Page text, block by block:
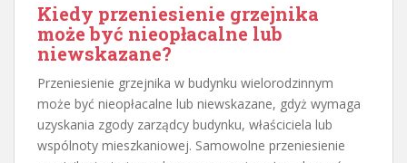
Kiedy przeniesienie grzejnika
może być nieopłacalne lub
niewskazane?
Przeniesienie grzejnika w budynku wielorodzinnym
może być nieopłacalne lub niewskazane, gdyż wymaga
uzyskania zgody zarządcy budynku, właściciela lub
wspólnoty mieszkaniowej. Samowolne przeniesienie